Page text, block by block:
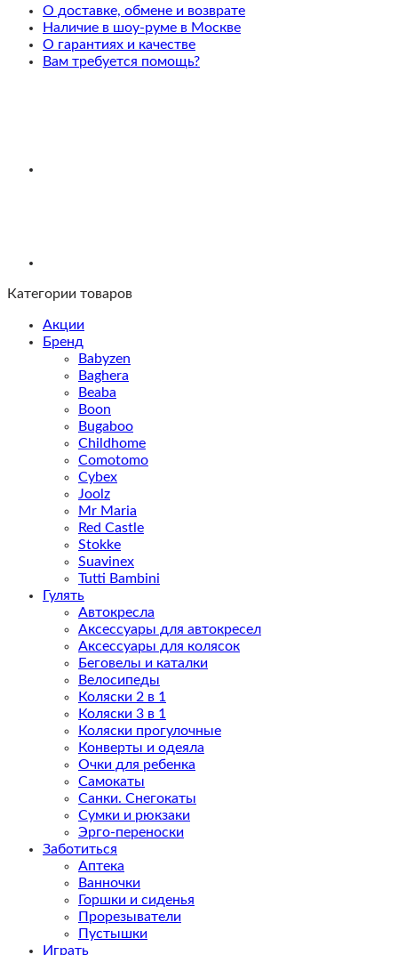
контейнеров
стеклянных,
с
крышкой,
О доставке, обмене и возврате
Наличие в шоу-руме в Москве
О гарантиях и качестве
Вам требуется помощь?
Категории товаров
Акции
Бренд
Babyzen
Baghera
Beaba
Boon
Bugaboo
Childhome
Comotomo
Cybex
Joolz
Mr Maria
Red Castle
Stokke
Suavinex
Tutti Bambini
Гулять
Автокресла
Аксессуары для автокресел
Аксессуары для колясок
Беговелы и каталки
Велосипеды
Коляски 2 в 1
Коляски 3 в 1
Коляски прогулочные
Конверты и одеяла
Очки для ребенка
Самокаты
Санки. Снегокаты
Сумки и рюкзаки
Эрго-переноски
Заботиться
Аптека
Ванночки
Горшки и сиденья
Прорезыватели
Пустышки
Играть